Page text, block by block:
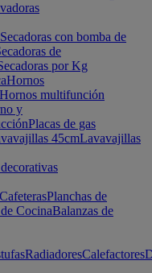
Secadoras con bomba de
de
por Kg
Hornos
Hornos multifunción
y
Placas de gas
45cmLavavajillas
CafeterasPlanchas de
CocinaBalanzas de
RadiadoresCalefactores